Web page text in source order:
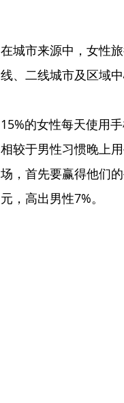
在城市来源中，女性
线、二线城市及区域中
15%的女性每天使用
相较于男性习惯晚上
场，首先要赢得他们
元，高出男性7%。